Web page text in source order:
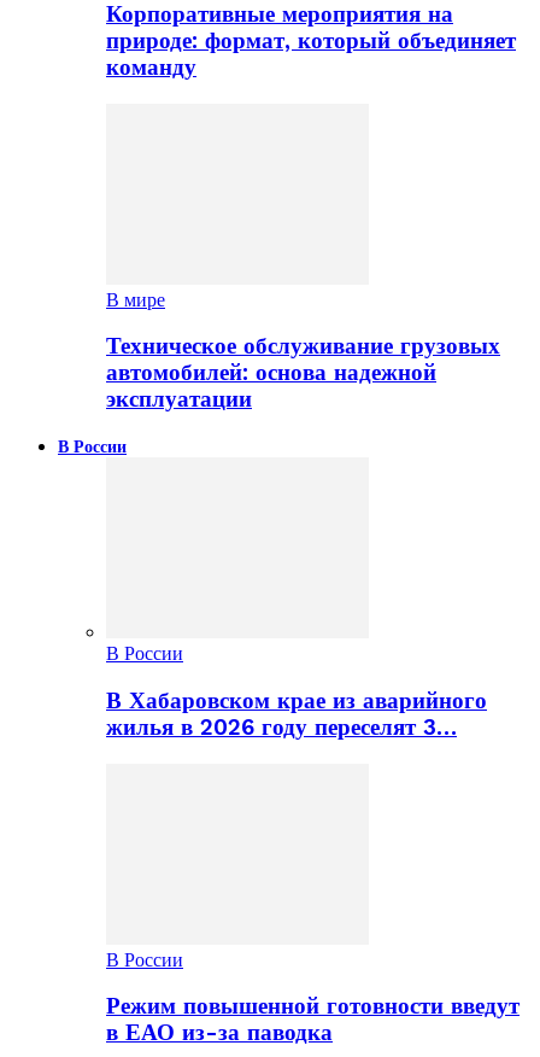
Корпоративные мероприятия на
природе: формат, который объединяет
команду
В мире
Техническое обслуживание грузовых
автомобилей: основа надежной
эксплуатации
В России
В России
В Хабаровском крае из аварийного
жилья в 2026 году переселят 3…
В России
Режим повышенной готовности введут
в ЕАО из-за паводка